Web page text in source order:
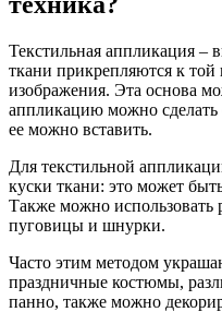
Текстильная аппликация –
ткани прикрепляются к
изображения. Эта основа
аппликацию можно
ее можно вставить.
Для текстильной
куски ткани: это может
Также можно использовать
пуговицы и шнурки.
Часто этим методом
праздничные костюмы,
панно, также можно